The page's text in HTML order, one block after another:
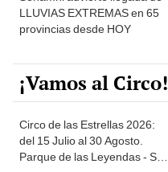
LLUVIAS EXTREMAS en 65
provincias desde HOY
¡Vamos al Circo!
Circo de las Estrellas 2026:
del 15 Julio al 30 Agosto.
Parque de las Leyendas - San